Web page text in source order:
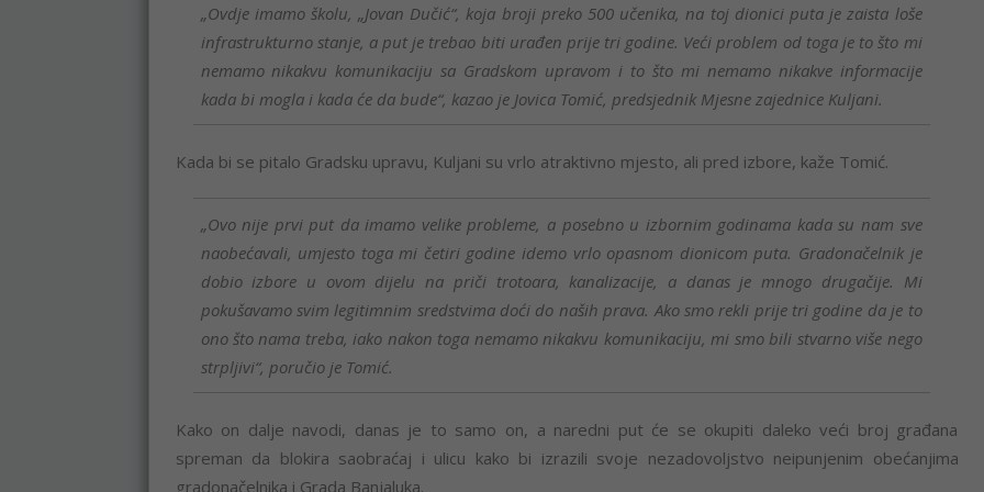
„Ovdje imamo školu, „Jovan Dučić“, koja broji preko 500 učenika, na toj dionici puta je zaista loše
infrastrukturno stanje, a put je trebao biti urađen prije tri godine. Veći problem od toga je to što mi
nemamo nikakvu komunikaciju sa Gradskom upravom i to što mi nemamo nikakve informacije
kada bi mogla i kada će da bude“, kazao je Jovica Tomić, predsjednik Mjesne zajednice Kuljani.
Kada bi se pitalo Gradsku upravu, Kuljani su vrlo atraktivno mjesto, ali pred izbore, kaže Tomić.
„Ovo nije prvi put da imamo velike probleme, a posebno u izbornim godinama kada su nam sve
naobećavali, umjesto toga mi četiri godine idemo vrlo opasnom dionicom puta. Gradonačelnik je
dobio izbore u ovom dijelu na priči trotoara, kanalizacije, a danas je mnogo drugačije. Mi
pokušavamo svim legitimnim sredstvima doći do naših prava. Ako smo rekli prije tri godine da je to
ono što nama treba, iako nakon toga nemamo nikakvu komunikaciju, mi smo bili stvarno više nego
strpljivi“, poručio je Tomić.
Kako on dalje navodi, danas je to samo on, a naredni put će se okupiti daleko veći broj građana
spreman da blokira saobraćaj i ulicu kako bi izrazili svoje nezadovoljstvo neipunjenim obećanjima
gradonačelnika i Grada Banjaluka.